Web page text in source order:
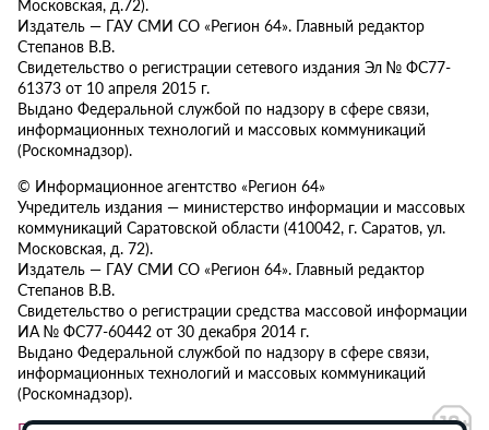
Издатель — ГАУ СМИ СО «Регион 64». Главный редактор
Степанов В.В.
Свидетельство о регистрации сетевого издания Эл № ФС77-
61373 от 10 апреля 2015 г.
Выдано Федеральной службой по надзору в сфере связи,
информационных технологий и массовых коммуникаций
(Роскомнадзор).
© Информационное агентство «Регион 64»
Учредитель издания — министерство информации и массовых
коммуникаций Саратовской области (410042, г. Саратов, ул.
Московская, д. 72).
Издатель — ГАУ СМИ СО «Регион 64». Главный редактор
Степанов В.В.
Свидетельство о регистрации средства массовой информации
ИА № ФС77-60442 от 30 декабря 2014 г.
Выдано Федеральной службой по надзору в сфере связи,
информационных технологий и массовых коммуникаций
(Роскомнадзор).